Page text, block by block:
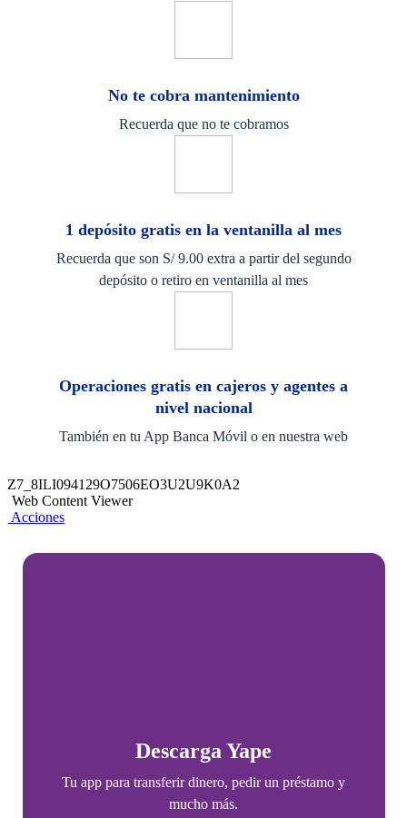
No te cobra mantenimiento
Recuerda que no te cobramos
1 depósito gratis en la ventanilla al mes
Recuerda que son S/ 9.00 extra a partir del segundo
depósito o retiro en ventanilla al mes
Operaciones gratis en cajeros y agentes a
nivel nacional
También en tu App Banca Móvil o en nuestra web
Z7_8ILI094129O7506EO3U2U9K0A2
Web Content Viewer
Acciones
Descarga Yape
Tu app para transferir dinero, pedir un préstamo y
mucho más.